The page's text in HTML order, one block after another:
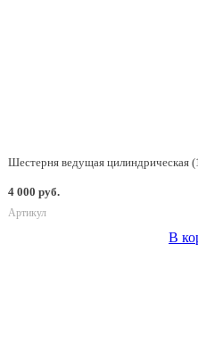
Шестерня ведущая цилиндрическая
4 000 руб.
Артикул
В